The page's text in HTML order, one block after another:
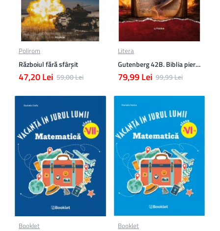
Polirom
Războiul fără sfârşit
47,20 Lei 59,00 Lei
Litera
Gutenberg 42B. Biblia pierduta
79,99 Lei 99,99 Lei
Booklet Booklet